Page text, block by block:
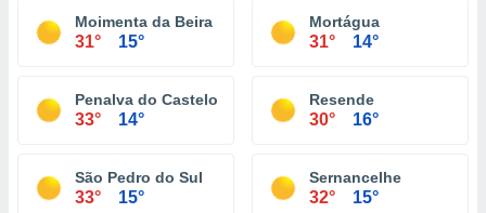
Moimenta da Beira
31° 15°
Mortágua
31° 14°
Penalva do Castelo
33° 14°
Resende
30° 16°
São Pedro do Sul
33° 15°
Sernancelhe
32° 15°